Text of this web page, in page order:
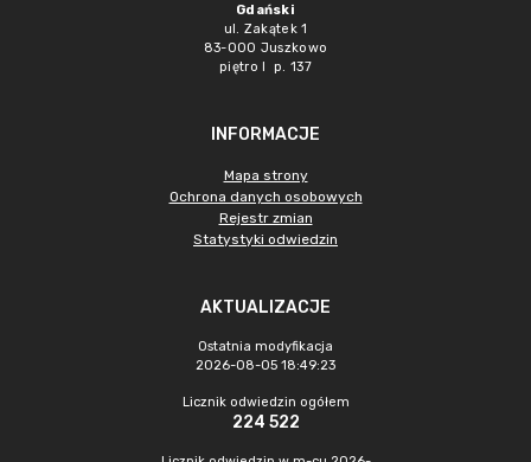
Gdański
ul. Zakątek 1
83-000 Juszkowo
piętro I p. 137
INFORMACJE
Mapa strony
Ochrona danych osobowych
Rejestr zmian
Statystyki odwiedzin
AKTUALIZACJE
Ostatnia modyfikacja
2026-08-05 18:49:23
Licznik odwiedzin ogółem
224 522